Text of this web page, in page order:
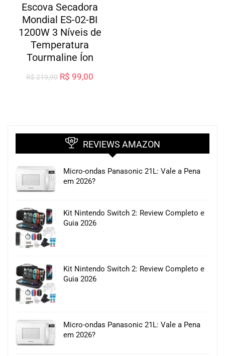
Escova Secadora
Mondial ES-02-BI
1200W 3 Níveis de
Temperatura
Tourmaline Íon
R$219,90 R$ 99,00
REVIEWS AMAZON
Micro-ondas Panasonic 21L: Vale a Pena
em 2026?
Kit Nintendo Switch 2: Review Completo e
Guia 2026
Kit Nintendo Switch 2: Review Completo e
Guia 2026
Micro-ondas Panasonic 21L: Vale a Pena
em 2026?